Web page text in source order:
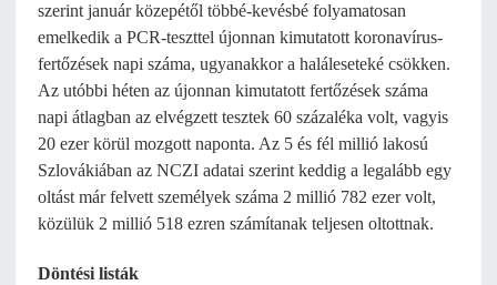
szerint január közepétől többé-kevésbé folyamatosan
emelkedik a PCR-teszttel újonnan kimutatott koronavírus-
fertőzések napi száma, ugyanakkor a haláleseteké csökken.
Az utóbbi héten az újonnan kimutatott fertőzések száma
napi átlagban az elvégzett tesztek 60 százaléka volt, vagyis
20 ezer körül mozgott naponta. Az 5 és fél millió lakosú
Szlovákiában az NCZI adatai szerint keddig a legalább egy
oltást már felvett személyek száma 2 millió 782 ezer volt,
közülük 2 millió 518 ezren számítanak teljesen oltottnak.
Döntési listák